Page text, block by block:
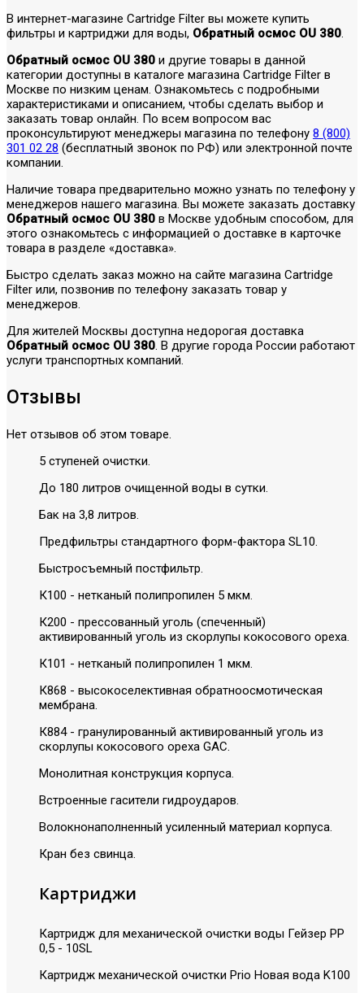
В интернет-магазине Cartridge Filter вы можете купить
фильтры и картриджи для воды, Обратный осмос OU 380.
Обратный осмос OU 380 и другие товары в данной
категории доступны в каталоге магазина Cartridge Filter в
Москве по низким ценам. Ознакомьтесь с подробными
характеристиками и описанием, чтобы сделать выбор и
заказать товар онлайн. По всем вопросом вас
проконсультируют менеджеры магазина по телефону 8 (800)
301 02 28 (бесплатный звонок по РФ) или электронной почте
компании.
Наличие товара предварительно можно узнать по телефону у
менеджеров нашего магазина. Вы можете заказать доставку
Обратный осмос OU 380 в Москве удобным способом, для
этого ознакомьтесь с информацией о доставке в карточке
товара в разделе «доставка».
Быстро сделать заказ можно на сайте магазина Cartridge
Filter или, позвонив по телефону заказать товар у
менеджеров.
Для жителей Москвы доступна недорогая доставка
Обратный осмос OU 380. В другие города России работают
услуги транспортных компаний.
Отзывы
Нет отзывов об этом товаре.
5 ступеней очистки.
До 180 литров очищенной воды в сутки.
Бак на 3,8 литров.
Предфильтры стандартного форм-фактора SL10.
Быстросъемный постфильтр.
К100 - нетканый полипропилен 5 мкм.
К200 - прессованный уголь (спеченный)
активированный уголь из скорлупы кокосового ореха.
К101 - нетканый полипропилен 1 мкм.
К868 - высокоселективная обратноосмотическая
мембрана.
К884 - гранулированный активированный уголь из
скорлупы кокосового ореха GAC.
Монолитная конструкция корпуса.
Встроенные гасители гидроударов.
Волокнонаполненный усиленный материал корпуса.
Кран без свинца.
Картриджи
Картридж для механической очистки воды Гейзер PP
0,5 - 10SL
Картридж механической очистки Prio Новая вода K100